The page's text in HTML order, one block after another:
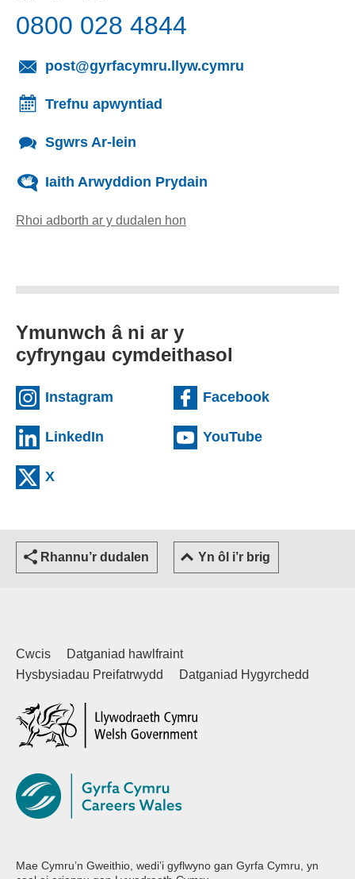
0800 028 4844
post@gyrfacymru.llyw.cymru
Trefnu apwyntiad
Sgwrs Ar-lein
Iaith Arwyddion Prydain
Rhoi adborth ar y dudalen hon
Ymunwch â ni ar y
cyfryngau cymdeithasol
Instagram (external websiteCY)
Facebook(external
LinkedIn (external websiteCY)
YouTube(external
X
Rhannu’r dudalen Yn ôl i’r brig
Cwcis
Datganiad hawlfraint
Hysbysiadau Preifatrwydd
Datganiad Hygyrchedd
Mae Cymru’n Gweithio, wedi’i gyflwyno gan Gyrfa Cymru, yn